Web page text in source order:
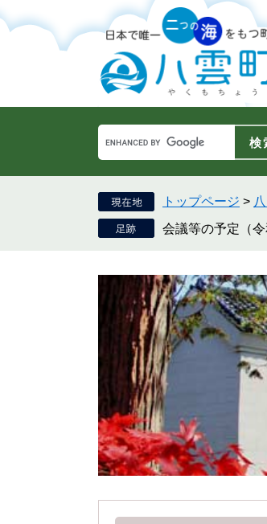
ー
で
ニ
ば
文
Google
カ
ス
タ
ム
検
トップページ >
会議等の予定（令